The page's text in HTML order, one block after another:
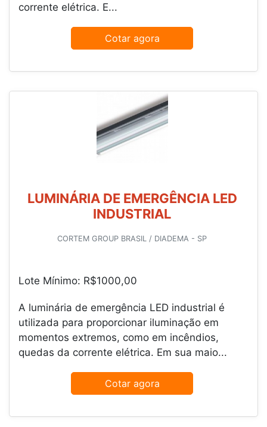
corrente elétrica. E...
Cotar agora
LUMINÁRIA DE EMERGÊNCIA LED
INDUSTRIAL
CORTEM GROUP BRASIL / DIADEMA - SP
Lote Mínimo: R$1000,00
A luminária de emergência LED industrial é
utilizada para proporcionar iluminação em
momentos extremos, como em incêndios,
quedas da corrente elétrica. Em sua maio...
Cotar agora